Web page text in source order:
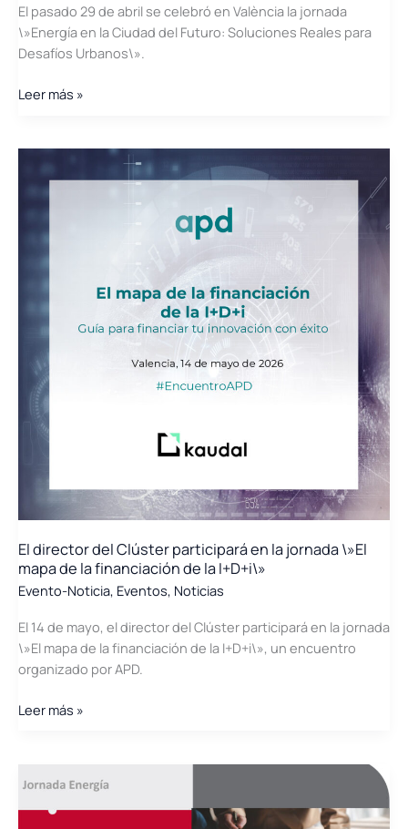
CMT
El pasado 29 de abril se celebró en València la jornada
\»Energía en la Ciudad del Futuro: Soluciones Reales para
Desafíos Urbanos\».
Éxito
\»Energía
en
ciudad
futuro\»:
CATENERG
Clúster
Energía
lideran
sobre
urbana
en
València
Leer más »
El director del Clúster participará en la jornada \»El
mapa de la financiación de la I+D+i\»
Evento-Noticia, Eventos, Noticias
El 14 de mayo, el director del Clúster participará en la jornada
\»El mapa de la financiación de la I+D+i\», un encuentro
organizado por APD.
El
participará
en
Leer más »